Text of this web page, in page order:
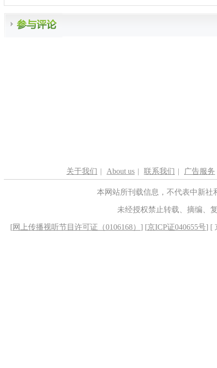
关于我们 | About us | 联系我们 | 广告服务
本网站所刊载信息，不代表中新
未经授权禁止转载、摘编、
[网上传播视听节目许可证（0106168） ] [京ICP证040655号] [